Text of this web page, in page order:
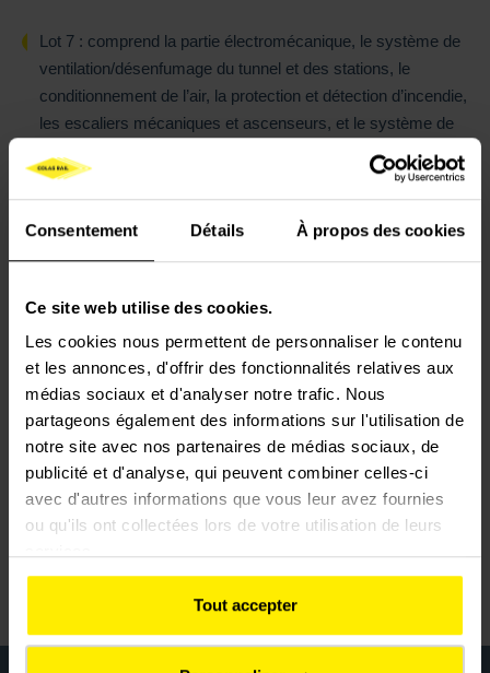
Consentement Détails À propos des cookies
Ce site web utilise des cookies.
Les cookies nous permettent de personnaliser le contenu
et les annonces, d'offrir des fonctionnalités relatives aux
médias sociaux et d'analyser notre trafic. Nous
partageons également des informations sur l'utilisation de
notre site avec nos partenaires de médias sociaux, de
publicité et d'analyse, qui peuvent combiner celles-ci
avec d'autres informations que vous leur avez fournies
ou qu'ils ont collectées lors de votre utilisation de leurs
Tout accepter
Lot 7 : comprend la partie électromécanique, le système de
ventilation/désenfumage du tunnel et des stations, le
conditionnement de l’air, la protection et détection d’incendie,
les escaliers mécaniques et ascenseurs, et le système de
Lot 8 :concerne les travaux de voies ferrées.
4'27''